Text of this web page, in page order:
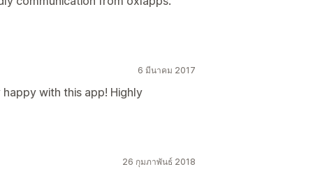
6 มีนาคม 2017
with this app! Highly
26 กุมภาพันธ์ 2018